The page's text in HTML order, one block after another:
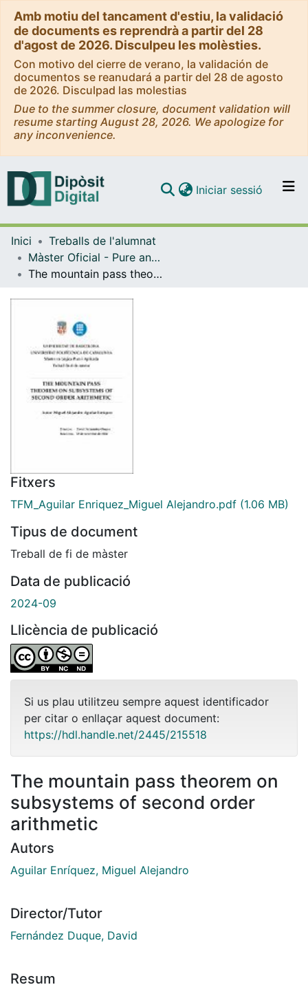
Amb motiu del tancament d'estiu, la validació
de documents es reprendrà a partir del 28
d'agost de 2026. Disculpeu les molèsties.
Con motivo del cierre de verano, la validación de
documentos se reanudará a partir del 28 de agosto
de 2026. Disculpad las molestias
Due to the summer closure, document validation will
resume starting August 28, 2026. We apologize for
any inconvenience.
Navega per tot el DD
Iniciar sessió (current)
Inici
Treballs de l'alumnat
Màster Oficial - Pure and Applied Logic / Lògica Pura i aplicada
The mountain pass theorem on subsystems of second order arithmetic
Fitxers
TFM_Aguilar Enriquez_Miguel Alejandro.pdf (1.06 MB)
Tipus de document
Treball de fi de màster
Data de publicació
2024-09
Llicència de publicació
Si us plau utilitzeu sempre aquest identificador
per citar o enllaçar aquest document:
https://hdl.handle.net/2445/215518
The mountain pass theorem on
subsystems of second order
arithmetic
Autors
Aguilar Enríquez, Miguel Alejandro
Director/Tutor
Fernández Duque, David
Resum